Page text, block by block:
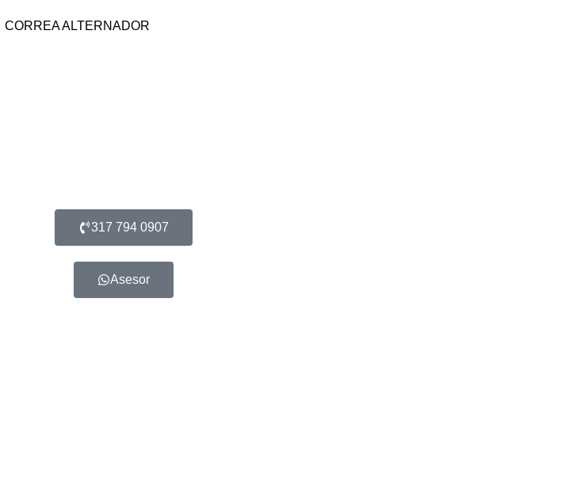
CORREA ALTERNADOR
317 794 0907
Asesor